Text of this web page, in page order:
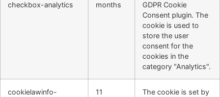
checkbox-analytics
months
GDPR Cookie
Consent plugin. The
cookie is used to
store the user
consent for the
cookies in the
category "Analytics".
cookielawinfo-
11
The cookie is set by